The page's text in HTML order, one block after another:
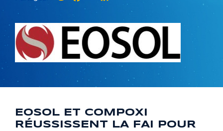
EOSOL ET COMPOXI
RÉUSSISSENT LA FAI POUR